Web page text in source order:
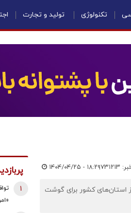
تکنولوژی تولید و تجارت
۱۴۰۴/۰۴/۲۵ - ۱۸:۲۹
استان‌های کشور برای گوشت
1